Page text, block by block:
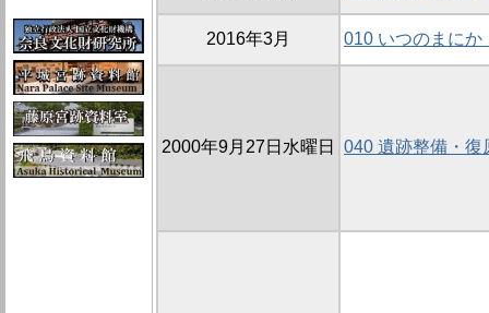
2016年3月 010 いつのまに
2000年9月27日水曜日 040 遺跡整備・復